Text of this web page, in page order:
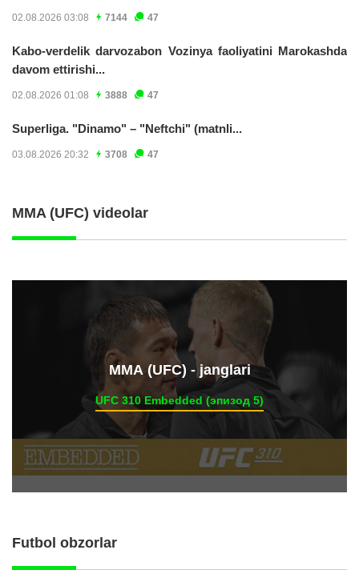
02.08.2026 03:08 7144 47
Kabo-verdelik darvozabon Vozinya faoliyatini Marokashda
davom ettirishi...
02.08.2026 01:08 3888 47
Superliga. "Dinamo" – "Neftchi" (matnli...
03.08.2026 20:32 3708 47
MMA (UFC) videolar
ММА (UFC) - janglari
UFC 310 Embedded (эпизод 5)
Futbol obzorlar